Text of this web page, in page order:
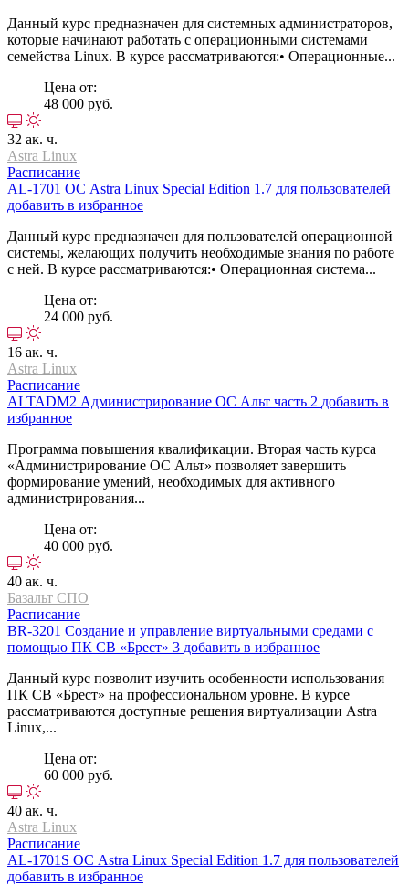
Данный курс предназначен для системных администраторов,
которые начинают работать с операционными системами
семейства Linux. В курсе рассматриваются:• Операционные...
Цена от:
48 000 руб.
32 ак. ч.
Astra Linux
Расписание
AL-1701 ОС Astra Linux Special Edition 1.7 для пользователей
добавить в избранное
Данный курс предназначен для пользователей операционной
системы, желающих получить необходимые знания по работе
с ней. В курсе рассматриваются:• Операционная система...
Цена от:
24 000 руб.
16 ак. ч.
Astra Linux
Расписание
ALTADM2 Администрирование ОС Альт часть 2 добавить в
избранное
Программа повышения квалификации. Вторая часть курса
«Администрирование ОС Альт» позволяет завершить
формирование умений, необходимых для активного
администрирования...
Цена от:
40 000 руб.
40 ак. ч.
Базальт СПО
Расписание
BR-3201 Создание и управление виртуальными средами с
помощью ПК СВ «Брест» 3 добавить в избранное
Данный курс позволит изучить особенности использования
ПК СВ «Брест» на профессиональном уровне. В курсе
рассматриваются доступные решения виртуализации Astra
Linux,...
Цена от:
60 000 руб.
40 ак. ч.
Astra Linux
Расписание
AL-1701S ОС Astra Linux Special Edition 1.7 для пользователей
добавить в избранное